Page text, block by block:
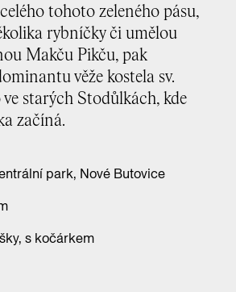
tohoto zeleného pásu,
rybníčky či umělou
Makču Pikču, pak
věže kostela sv.
starých Stodůlkách, kde
začíná.
park, Nové Butovice
s kočárkem